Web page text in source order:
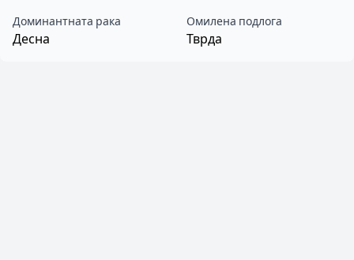
Доминантната рака
Десна
Омилена подлога
Тврда